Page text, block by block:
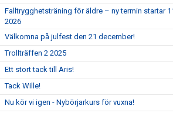
Falltrygghetsträning för äldre – ny termin startar
2026
Välkomna på julfest den 21 december!
Trollträffen 2 2025
Ett stort tack till Aris!
Tack Wille!
Nu kör vi igen - Nybörjarkurs för vuxna!